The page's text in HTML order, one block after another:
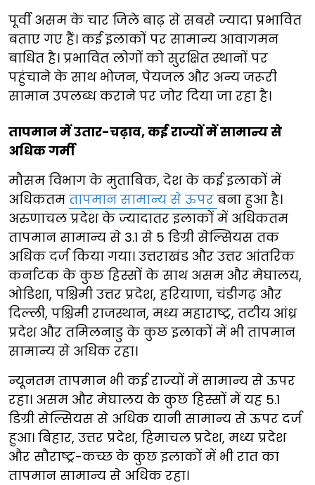
पूर्वी असम के चार जिले बाढ़ से सबसे ज्यादा प्रभावित
बताए गए हैं। कई इलाकों पर सामान्य आवागमन
बाधित है। प्रभावित लोगों को सुरक्षित स्थानों पर
पहुंचाने के साथ भोजन, पेयजल और अन्य जरूरी
सामान उपलब्ध कराने पर जोर दिया जा रहा है।
तापमान में उतार-चढ़ाव, कई राज्यों में सामान्य से
अधिक गर्मी
मौसम विभाग के मुताबिक, देश के कई इलाकों में
अधिकतम तापमान सामान्य से ऊपर बना हुआ है।
अरुणाचल प्रदेश के ज्यादातर इलाकों में अधिकतम
तापमान सामान्य से 3.1 से 5 डिग्री सेल्सियस तक
अधिक दर्ज किया गया। उत्तराखंड और उत्तर आंतरिक
कर्नाटक के कुछ हिस्सों के साथ असम और मेघालय,
ओडिशा, पश्चिमी उत्तर प्रदेश, हरियाणा, चंडीगढ़ और
दिल्ली, पश्चिमी राजस्थान, मध्य महाराष्ट्र, तटीय आंध्र
प्रदेश और तमिलनाडु के कुछ इलाकों में भी तापमान
सामान्य से अधिक रहा।
न्यूनतम तापमान भी कई राज्यों में सामान्य से ऊपर
रहा। असम और मेघालय के कुछ हिस्सों में यह 5.1
डिग्री सेल्सियस से अधिक यानी सामान्य से ऊपर दर्ज
हुआ। बिहार, उत्तर प्रदेश, हिमाचल प्रदेश, मध्य प्रदेश
और सौराष्ट्र-कच्छ के कुछ इलाकों में भी रात का
तापमान सामान्य से अधिक रहा।